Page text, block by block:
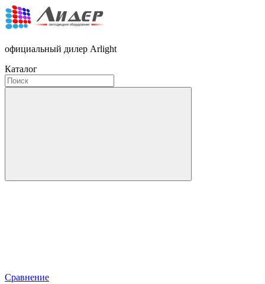
официальный дилер Arlight
Каталог
Сравнение